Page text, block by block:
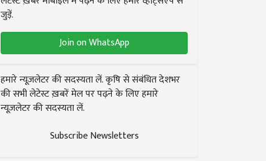
जुड़ें.
Join on WhatsApp
हमारे न्यूज़लेटर की सदस्यता लें. कृषि से संबंधित देशभर
की सभी लेटेस्ट ख़बरें मेल पर पढ़ने के लिए हमारे
न्यूज़लेटर की सदस्यता लें.
Subscribe Newsletters